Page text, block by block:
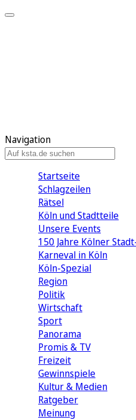
Navigation
Startseite
Schlagzeilen
Rätsel
Köln und Stadtteile
Unsere Events
150 Jahre Kölner
Karneval in Köln
Köln-Spezial
Region
Politik
Wirtschaft
Sport
Panorama
Promis & TV
Freizeit
Gewinnspiele
Kultur & Medien
Ratgeber
Meinung